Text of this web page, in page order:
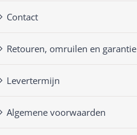
Contact
Retouren, omruilen en garantie
Levertermijn
Algemene voorwaarden